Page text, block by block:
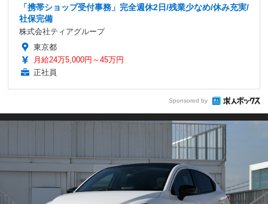
「携帯ショップ受付事務」完全週休2日/残業少なめ/休み充実/
社保完備
株式会社ティアグループ
東京都
月給24万5,000円～45万円
正社員
Sponsored by